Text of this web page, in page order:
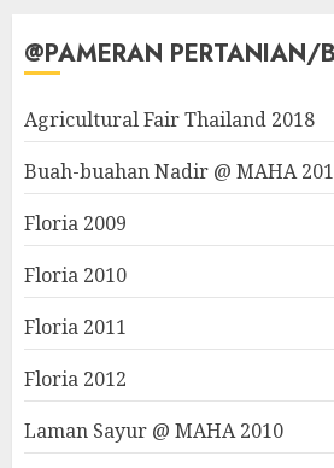
@PAMERAN PERTANIAN/
Agricultural Fair Thailand 2018
Buah-buahan Nadir @ MAHA
Floria 2009
Floria 2010
Floria 2011
Floria 2012
Laman Sayur @ MAHA 2010